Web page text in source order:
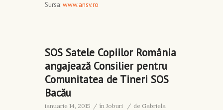
Sursa:www.ansv.ro
SOS Satele Copiilor România
angajează Consilier pentru
Comunitatea de Tineri SOS
Bacău
ianuarie 14, 2015 / în Joburi / de Gabriela